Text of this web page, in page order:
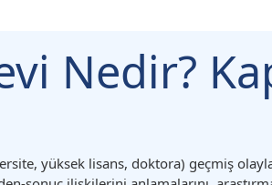
Nedir?
yüksek lisans, doktora) geçmiş